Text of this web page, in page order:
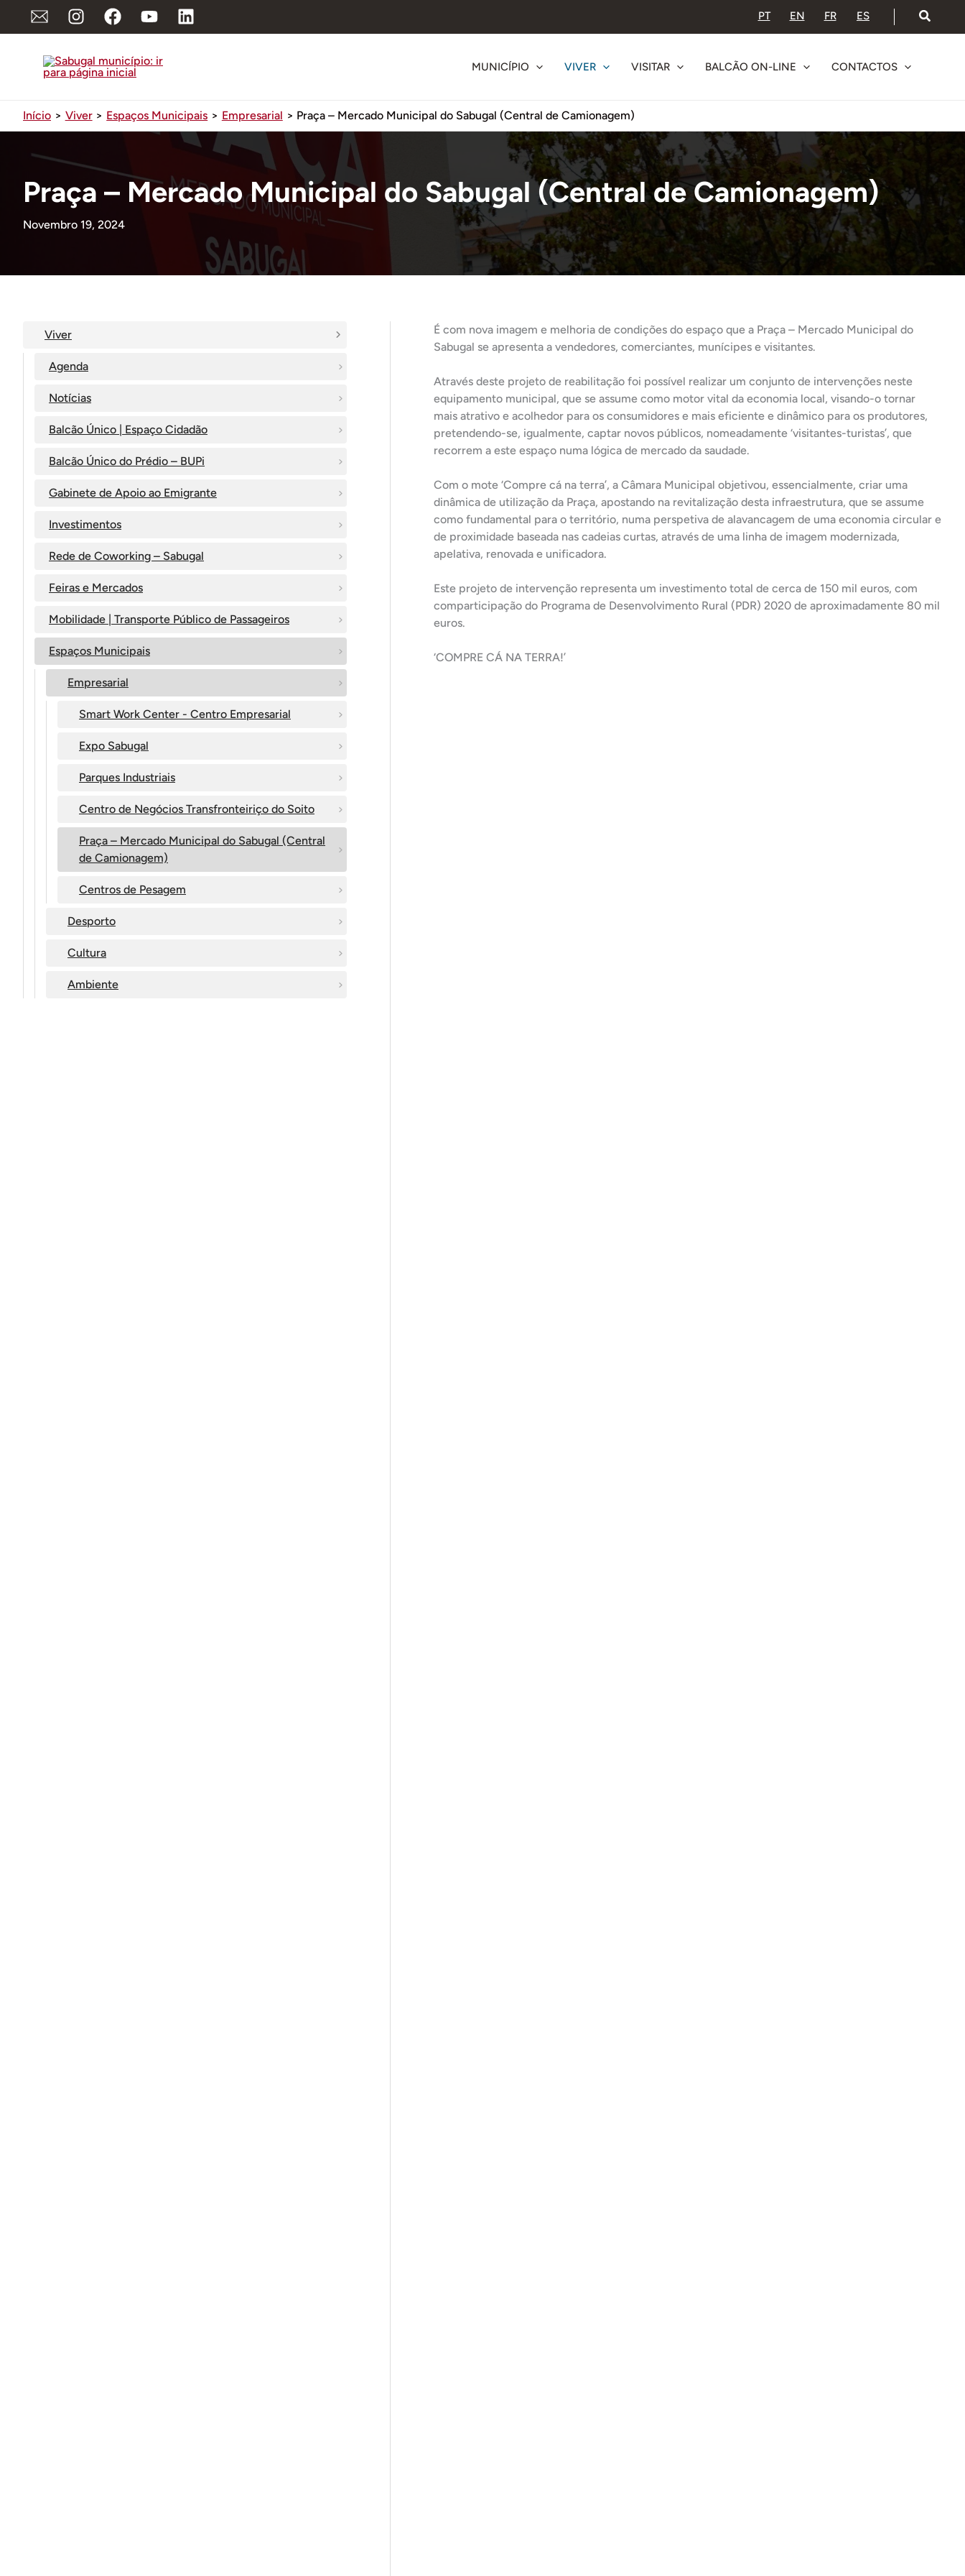
conteúdo
PT EN FR ES
MUNICÍPIO VIVER VISITAR BALCÃO ON-LINE CONTACTOS
Início Viver Espaços Municipais Empresarial Praça – Mercado Municipal do Sabugal (Central de Camionagem)
Praça – Mercado Municipal do Sabugal (Central de Camionagem)
Novembro 19, 2024
Viver
Agenda
Notícias
Balcão Único | Espaço Cidadão
Balcão Único do Prédio – BUPi
Gabinete de Apoio ao Emigrante
Investimentos
Rede de Coworking – Sabugal
Feiras e Mercados
Mobilidade | Transporte Público de Passageiros
Espaços Municipais
Empresarial
Smart Work Center - Centro Empresarial
Expo Sabugal
Parques Industriais
Centro de Negócios Transfronteiriço do Soito
Praça – Mercado Municipal do Sabugal (Central
de Camionagem)
Centros de Pesagem
Desporto
Cultura
Ambiente
É com nova imagem e melhoria de condições do espaço que a Praça – Mercado Municipal do
Sabugal se apresenta a vendedores, comerciantes, munícipes e visitantes.
Através deste projeto de reabilitação foi possível realizar um conjunto de intervenções neste
equipamento municipal, que se assume como motor vital da economia local, visando-o tornar
mais atrativo e acolhedor para os consumidores e mais eficiente e dinâmico para os produtores,
pretendendo-se, igualmente, captar novos públicos, nomeadamente ‘visitantes-turistas’, que
recorrem a este espaço numa lógica de mercado da saudade.
Com o mote ‘Compre cá na terra’, a Câmara Municipal objetivou, essencialmente, criar uma
dinâmica de utilização da Praça, apostando na revitalização desta infraestrutura, que se assume
como fundamental para o território, numa perspetiva de alavancagem de uma economia circular e
de proximidade baseada nas cadeias curtas, através de uma linha de imagem modernizada,
apelativa, renovada e unificadora.
Este projeto de intervenção representa um investimento total de cerca de 150 mil euros, com
comparticipação do Programa de Desenvolvimento Rural (PDR) 2020 de aproximadamente 80 mil
euros.
‘COMPRE CÁ NA TERRA!’